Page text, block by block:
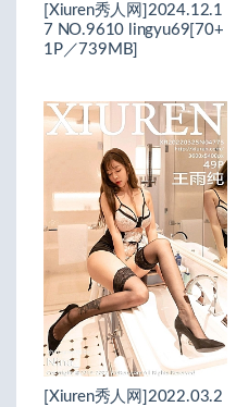
[Xiuren秀人网]2024.12.1
7 NO.9610 lingyu69[70+
1P／739MB]
[Xiuren秀人网]2022.03.2